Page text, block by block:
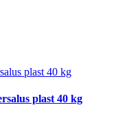
plast 40 kg